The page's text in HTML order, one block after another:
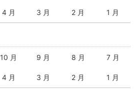
4 月 3 月 2 月 1 月
10 月 9 月 8 月 7 月
4 月 3 月 2 月 1 月